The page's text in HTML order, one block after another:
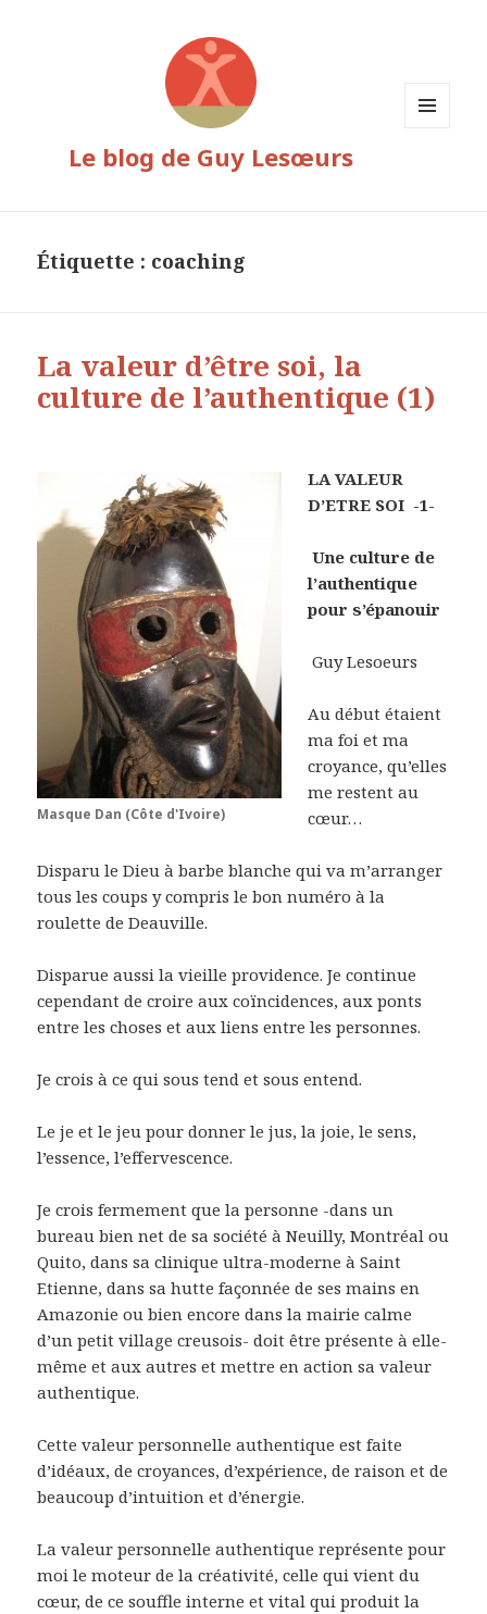
Le blog de Guy Lesœurs
Étiquette : coaching
La valeur d’être soi, la
culture de l’authentique (1)
Masque Dan (Côte d'Ivoire)
LA VALEUR
D’ETRE SOI -1-
Une culture de
l’authentique
pour s’épanouir
Guy Lesoeurs
Au début étaient
ma foi et ma
croyance, qu’elles
me restent au
cœur…
Disparu le Dieu à barbe blanche qui va m’arranger
tous les coups y compris le bon numéro à la
roulette de Deauville.
Disparue aussi la vieille providence. Je continue
cependant de croire aux coïncidences, aux ponts
entre les choses et aux liens entre les personnes.
Je crois à ce qui sous tend et sous entend.
Le je et le jeu pour donner le jus, la joie, le sens,
l’essence, l’effervescence.
Je crois fermement que la personne -dans un
bureau bien net de sa société à Neuilly, Montréal ou
Quito, dans sa clinique ultra-moderne à Saint
Etienne, dans sa hutte façonnée de ses mains en
Amazonie ou bien encore dans la mairie calme
d’un petit village creusois- doit être présente à elle-
même et aux autres et mettre en action sa valeur
authentique.
Cette valeur personnelle authentique est faite
d’idéaux, de croyances, d’expérience, de raison et de
beaucoup d’intuition et d’énergie.
La valeur personnelle authentique représente pour
moi le moteur de la créativité, celle qui vient du
cœur, de ce souffle interne et vital qui produit la